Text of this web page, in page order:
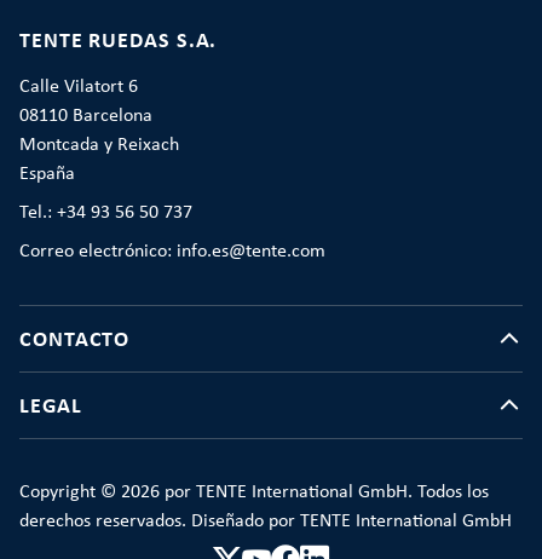
TENTE RUEDAS S.A.
Calle Vilatort 6
08110 Barcelona
Montcada y Reixach
España
Tel.: +34 93 56 50 737
Correo electrónico: info.es@tente.com
CONTACTO
LEGAL
Copyright © 2026 por TENTE International GmbH. Todos los
derechos reservados. Diseñado por TENTE International GmbH